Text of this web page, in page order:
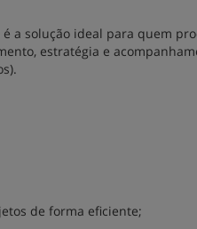
é a solução ideal para quem
estratégia e
de forma eficiente;